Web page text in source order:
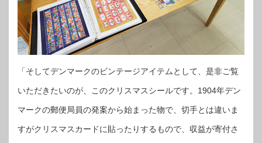
「そしてデンマークのビンテージアイテムとして、是非ご覧
いただきたいのが、このクリスマスシールです。1904年デン
マークの郵便局員の発案から始まった物で、切手とは違いま
すがクリスマスカードに貼ったりするもので、収益が寄付さ